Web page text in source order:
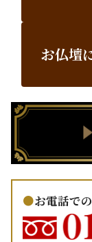
お仏壇
お電話で